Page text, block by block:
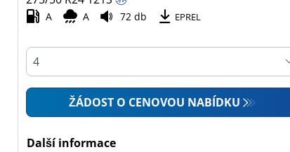
Všechny typy (1)
Dodávka (0)
Campingový vůz (0)
Zemědělská technika
A A 72 db EPREL
ŽÁDOST O CENOVOU NABÍDKU
Další informace